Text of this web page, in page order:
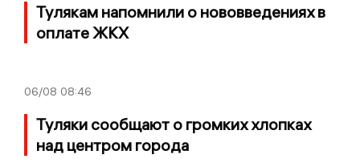
Тулякам напомнили о нововведениях в
оплате ЖКХ
06/08 08:46
Туляки сообщают о громких хлопках
над центром города